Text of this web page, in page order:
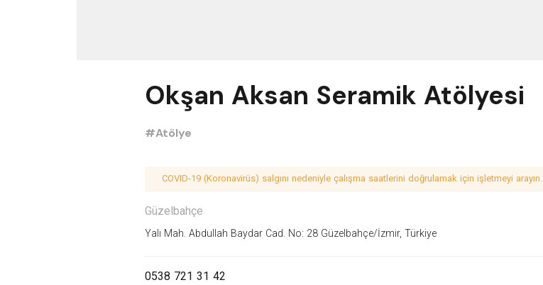
Okşan Aksan Seramik Atölyesi
#Atölye
COVID-19 (Koronavirüs) salgını nedeniyle çalışma saatlerini doğrulamak için işletmeyi arayın.
Güzelbahçe
Yalı Mah. Abdullah Baydar Cad. No: 28 Güzelbahçe/İzmir, Türkiye
0538 721 31 42